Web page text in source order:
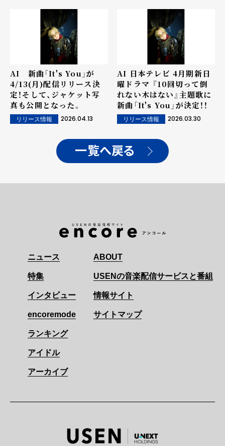
AI 新曲「It's You」が
4/13(月)配信リリース決
定！そして、ジャケット写
真も公開となった。
リリース情報 2026.04.13
AI 日本テレビ 4月期新日
曜ドラマ 『10回切って倒
れない木はない』主題歌に
新曲「It's You」が決定！！
リリース情報 2026.03.30
一覧へ戻る
ニュース
特集
インタビュー
encoremode
ランキング
アイドル
アーカイブ
ABOUT
USENの音楽配信サービスと番組
情報サイト
サイトマップ